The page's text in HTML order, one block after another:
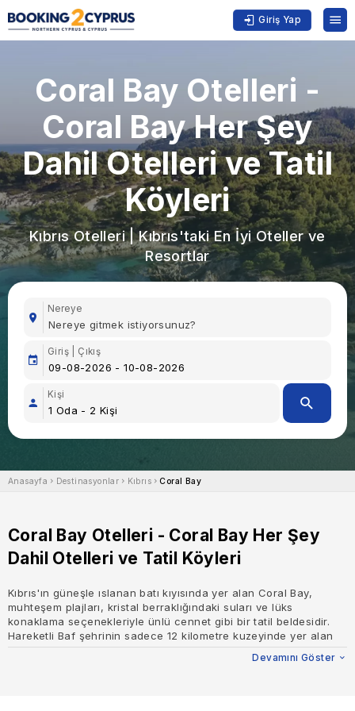
Giriş Yap
Coral Bay Otelleri -
Coral Bay Her Şey
Dahil Otelleri ve Tatil
Köyleri
Kıbrıs Otelleri | Kıbrıs'taki En İyi Oteller ve
Resortlar
Nereye
Giriş | Çıkış
Kişi
Anasayfa Destinasyonlar Kıbrıs Coral Bay
Coral Bay Otelleri - Coral Bay Her Şey
Dahil Otelleri ve Tatil Köyleri
Kıbrıs'ın güneşle ıslanan batı kıyısında yer alan Coral Bay,
muhteşem plajları, kristal berraklığındaki suları ve lüks
konaklama seçenekleriyle ünlü cennet gibi bir tatil beldesidir.
Hareketli Baf şehrinin sadece 12 kilometre kuzeyinde yer alan
Coral Bay, huzur ve heyecanın uyumlu bir karışımını sunarak
hem dinlenmek isteyenler hem de macera tutkunları için
Devamını Göster